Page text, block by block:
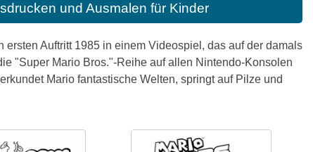
und Ausmalen für Kinder
Auftritt 1985 in einem Videospiel, das auf der damals
"Super Mario Bros."-Reihe auf allen Nintendo-Konsolen
Mario fantastische Welten, springt auf Pilze und